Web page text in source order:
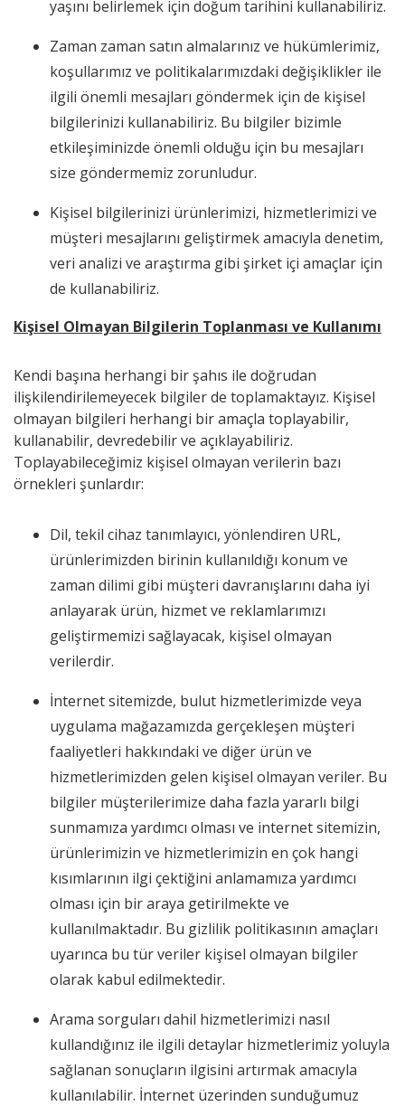
yaşını belirlemek için doğum tarihini kullanabiliriz.
Zaman zaman satın almalarınız ve hükümlerimiz,
koşullarımız ve politikalarımızdaki değişiklikler ile
ilgili önemli mesajları göndermek için de kişisel
bilgilerinizi kullanabiliriz. Bu bilgiler bizimle
etkileşiminizde önemli olduğu için bu mesajları
size göndermemiz zorunludur.
Kişisel bilgilerinizi ürünlerimizi, hizmetlerimizi ve
müşteri mesajlarını geliştirmek amacıyla denetim,
veri analizi ve araştırma gibi şirket içi amaçlar için
de kullanabiliriz.
Kişisel Olmayan Bilgilerin Toplanması ve Kullanımı
Kendi başına herhangi bir şahıs ile doğrudan
ilişkilendirilemeyecek bilgiler de toplamaktayız. Kişisel
olmayan bilgileri herhangi bir amaçla toplayabilir,
kullanabilir, devredebilir ve açıklayabiliriz.
Toplayabileceğimiz kişisel olmayan verilerin bazı
örnekleri şunlardır:
Dil, tekil cihaz tanımlayıcı, yönlendiren URL,
ürünlerimizden birinin kullanıldığı konum ve
zaman dilimi gibi müşteri davranışlarını daha iyi
anlayarak ürün, hizmet ve reklamlarımızı
geliştirmemizi sağlayacak, kişisel olmayan
verilerdir.
İnternet sitemizde, bulut hizmetlerimizde veya
uygulama mağazamızda gerçekleşen müşteri
faaliyetleri hakkındaki ve diğer ürün ve
hizmetlerimizden gelen kişisel olmayan veriler. Bu
bilgiler müşterilerimize daha fazla yararlı bilgi
sunmamıza yardımcı olması ve internet sitemizin,
ürünlerimizin ve hizmetlerimizin en çok hangi
kısımlarının ilgi çektiğini anlamamıza yardımcı
olması için bir araya getirilmekte ve
kullanılmaktadır. Bu gizlilik politikasının amaçları
uyarınca bu tür veriler kişisel olmayan bilgiler
olarak kabul edilmektedir.
Arama sorguları dahil hizmetlerimizi nasıl
kullandığınız ile ilgili detaylar hizmetlerimiz yoluyla
sağlanan sonuçların ilgisini artırmak amacıyla
kullanılabilir. İnternet üzerinden sunduğumuz